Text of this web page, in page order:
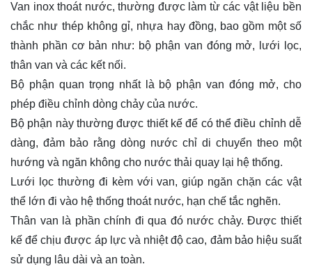
Van inox thoát nước, thường được làm từ các vật liệu bền
chắc như thép không gỉ, nhựa hay đồng, bao gồm một số
thành phần cơ bản như: bộ phận van đóng mở, lưới lọc,
thân van và các kết nối.
Bộ phận quan trọng nhất là bộ phận van đóng mở, cho
phép điều chỉnh dòng chảy của nước.
Bộ phận này thường được thiết kế để có thể điều chỉnh dễ
dàng, đảm bảo rằng dòng nước chỉ di chuyển theo một
hướng và ngăn không cho nước thải quay lại hệ thống.
Lưới lọc thường đi kèm với van, giúp ngăn chặn các vật
thể lớn đi vào hệ thống thoát nước, hạn chế tắc nghẽn.
Thân van là phần chính đi qua đó nước chảy. Được thiết
kế để chịu được áp lực và nhiệt độ cao, đảm bảo hiệu suất
sử dụng lâu dài và an toàn.